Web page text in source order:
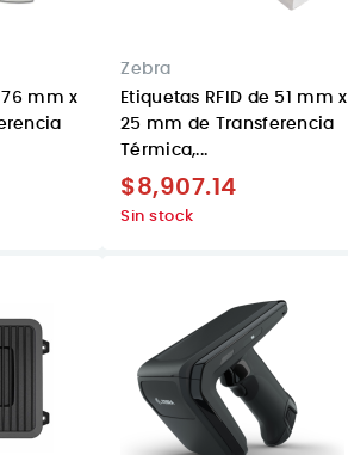
76 mm x
Zebra
Etiquetas RFID de 51 mm x
25 mm de Transferencia
Térmica,...
$8,907.14
Sin stock